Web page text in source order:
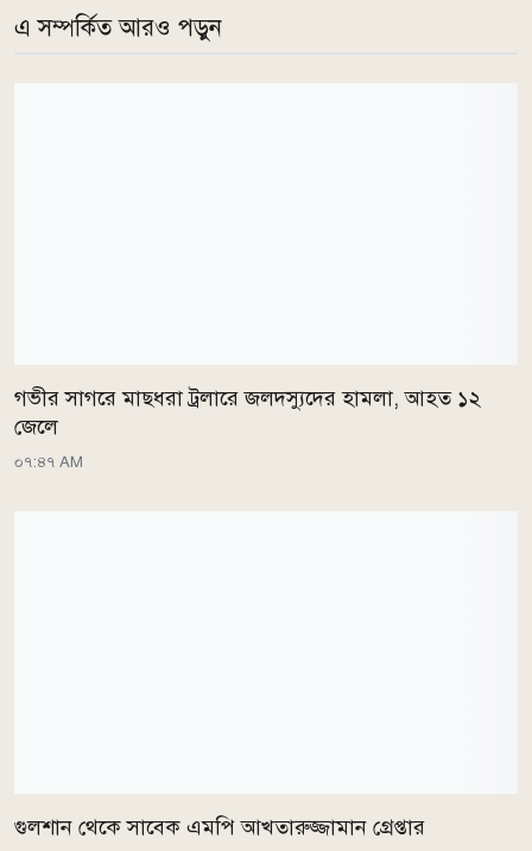
এ সম্পর্কিত আরও পড়ুন
গভীর সাগরে মাছধরা ট্রলারে জলদস্যুদের হামলা, আহত ১২
জেলে
০৭:৪৭ AM
গুলশান থেকে সাবেক এমপি আখতারুজ্জামান গ্রেপ্তার